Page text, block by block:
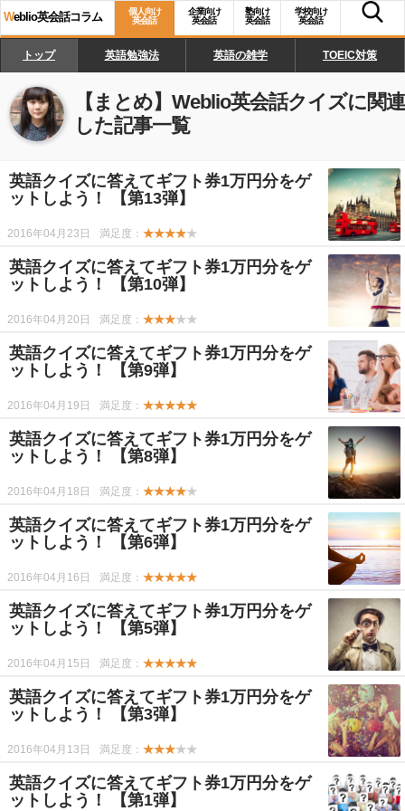
Weblio英会話コラム
個人向け
英会話
企業向け
英会話
塾向け
英会話
学校向け
英会話
トップ 英語勉強法 英語の雑学 TOEIC対策
【まとめ】 Weblio英会話クイズに関連
した記事一覧
英語クイズに答えてギフト券1万円分をゲ
ットしよう！ 【第13弾】
2016年04月23日 満足度： ★★★★★
英語クイズに答えてギフト券1万円分をゲ
ットしよう！ 【第10弾】
2016年04月20日 満足度： ★★★★★
英語クイズに答えてギフト券1万円分をゲ
ットしよう！ 【第9弾】
2016年04月19日 満足度： ★★★★★
英語クイズに答えてギフト券1万円分をゲ
ットしよう！ 【第8弾】
2016年04月18日 満足度： ★★★★★
英語クイズに答えてギフト券1万円分をゲ
ットしよう！ 【第6弾】
2016年04月16日 満足度： ★★★★★
英語クイズに答えてギフト券1万円分をゲ
ットしよう！ 【第5弾】
2016年04月15日 満足度： ★★★★★
英語クイズに答えてギフト券1万円分をゲ
ットしよう！ 【第3弾】
2016年04月13日 満足度： ★★★★★
英語クイズに答えてギフト券1万円分をゲ
ットしよう！ 【第1弾】